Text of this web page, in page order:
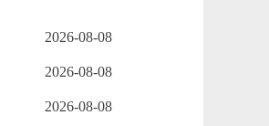
2026-08-08
2026-08-08
2026-08-08